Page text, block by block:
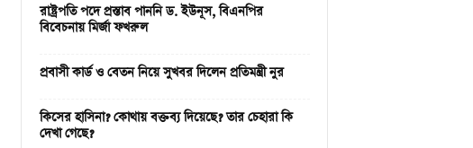
রাষ্ট্রপতি পদে প্রস্তাব পাননি ড. ইউনূস, বিএনপির
বিবেচনায় মির্জা ফখরুল
প্রবাসী কার্ড ও বেতন নিয়ে সুখবর দিলেন প্রতিমন্ত্রী নুর
কিসের হাসিনা? কোথায় বক্তব্য দিয়েছে? তার চেহারা কি
দেখা গেছে?